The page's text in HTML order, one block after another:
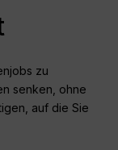
zu
senken, ohne
auf die Sie